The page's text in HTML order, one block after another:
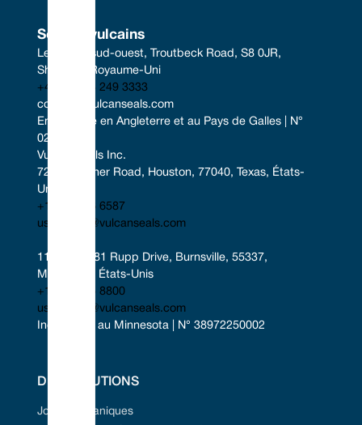
Sceaux vulcains
Le centre sud-ouest, Troutbeck Road, S8 0JR,
Sheffield, Royaume-Uni
+44 (0) 114 249 3333
contact@vulcanseals.com
Enregistrée en Angleterre et au Pays de Galles | N°
02422728
Vulcan Seals Inc.
7221 Gessner Road, Houston, 77040, Texas, États-
Unis
+1 346 856 6587
uscontact@vulcanseals.com
11401-11481 Rupp Drive, Burnsville, 55337,
Minnesota, États-Unis
+1 952 955 8800
uscontact@vulcanseals.com
Incorporée au Minnesota | N° 38972250002
DES SOLUTIONS
Joints mécaniques